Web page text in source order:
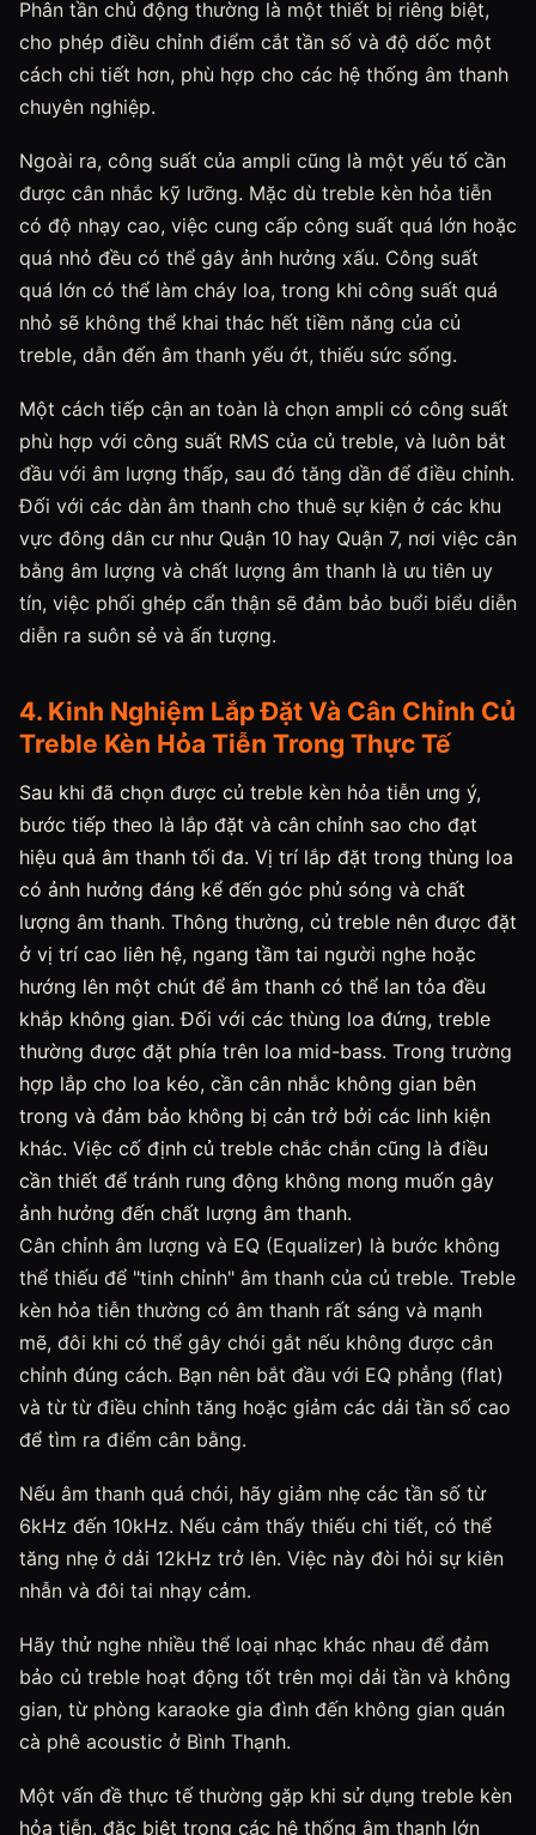
Phân tần chủ động thường là một thiết bị riêng biệt,
cho phép điều chỉnh điểm cắt tần số và độ dốc một
cách chi tiết hơn, phù hợp cho các hệ thống âm thanh
chuyên nghiệp.
Ngoài ra, công suất của ampli cũng là một yếu tố cần
được cân nhắc kỹ lưỡng. Mặc dù treble kèn hỏa tiễn
có độ nhạy cao, việc cung cấp công suất quá lớn hoặc
quá nhỏ đều có thể gây ảnh hưởng xấu. Công suất
quá lớn có thể làm cháy loa, trong khi công suất quá
nhỏ sẽ không thể khai thác hết tiềm năng của củ
treble, dẫn đến âm thanh yếu ớt, thiếu sức sống.
Một cách tiếp cận an toàn là chọn ampli có công suất
phù hợp với công suất RMS của củ treble, và luôn bắt
đầu với âm lượng thấp, sau đó tăng dần để điều chỉnh.
Đối với các dàn âm thanh cho thuê sự kiện ở các khu
vực đông dân cư như Quận 10 hay Quận 7, nơi việc cân
bằng âm lượng và chất lượng âm thanh là ưu tiên uy
tín, việc phối ghép cẩn thận sẽ đảm bảo buổi biểu diễn
diễn ra suôn sẻ và ấn tượng.
4. Kinh Nghiệm Lắp Đặt Và Cân Chỉnh Củ
Treble Kèn Hỏa Tiễn Trong Thực Tế
Sau khi đã chọn được củ treble kèn hỏa tiễn ưng ý,
bước tiếp theo là lắp đặt và cân chỉnh sao cho đạt
hiệu quả âm thanh tối đa. Vị trí lắp đặt trong thùng loa
có ảnh hưởng đáng kể đến góc phủ sóng và chất
lượng âm thanh. Thông thường, củ treble nên được đặt
ở vị trí cao liên hệ, ngang tầm tai người nghe hoặc
hướng lên một chút để âm thanh có thể lan tỏa đều
khắp không gian. Đối với các thùng loa đứng, treble
thường được đặt phía trên loa mid-bass. Trong trường
hợp lắp cho loa kéo, cần cân nhắc không gian bên
trong và đảm bảo không bị cản trở bởi các linh kiện
khác. Việc cố định củ treble chắc chắn cũng là điều
cần thiết để tránh rung động không mong muốn gây
ảnh hưởng đến chất lượng âm thanh.
Cân chỉnh âm lượng và EQ (Equalizer) là bước không
thể thiếu để "tinh chỉnh" âm thanh của củ treble. Treble
kèn hỏa tiễn thường có âm thanh rất sáng và mạnh
mẽ, đôi khi có thể gây chói gắt nếu không được cân
chỉnh đúng cách. Bạn nên bắt đầu với EQ phẳng (flat)
và từ từ điều chỉnh tăng hoặc giảm các dải tần số cao
để tìm ra điểm cân bằng.
Nếu âm thanh quá chói, hãy giảm nhẹ các tần số từ
6kHz đến 10kHz. Nếu cảm thấy thiếu chi tiết, có thể
tăng nhẹ ở dải 12kHz trở lên. Việc này đòi hỏi sự kiên
nhẫn và đôi tai nhạy cảm.
Hãy thử nghe nhiều thể loại nhạc khác nhau để đảm
bảo củ treble hoạt động tốt trên mọi dải tần và không
gian, từ phòng karaoke gia đình đến không gian quán
cà phê acoustic ở Bình Thạnh.
Một vấn đề thực tế thường gặp khi sử dụng treble kèn
hỏa tiễn, đặc biệt trong các hệ thống âm thanh lớn